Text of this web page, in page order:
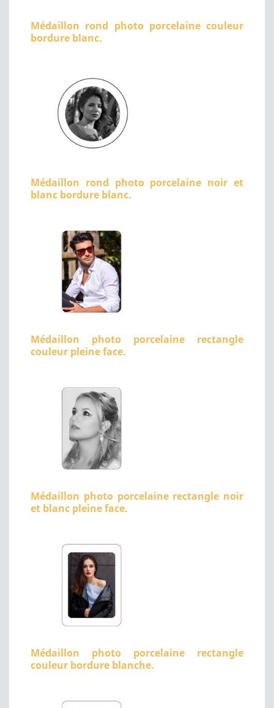
Médaillon rond photo porcelaine couleur
bordure blanc.
Médaillon rond photo porcelaine noir et
blanc bordure blanc.
Médaillon photo porcelaine rectangle
couleur pleine face.
Médaillon photo porcelaine rectangle noir
et blanc pleine face.
Médaillon photo porcelaine rectangle
couleur bordure blanche.